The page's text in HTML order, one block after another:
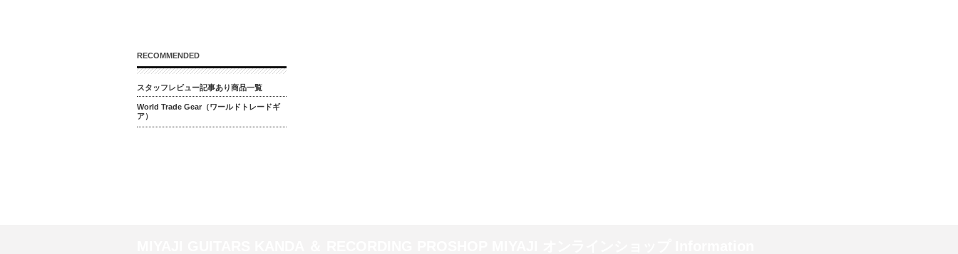
RECOMMENDED
スタッフレビュー記事あり商品一覧
World Trade Gear（ワールドトレードギ
ア）